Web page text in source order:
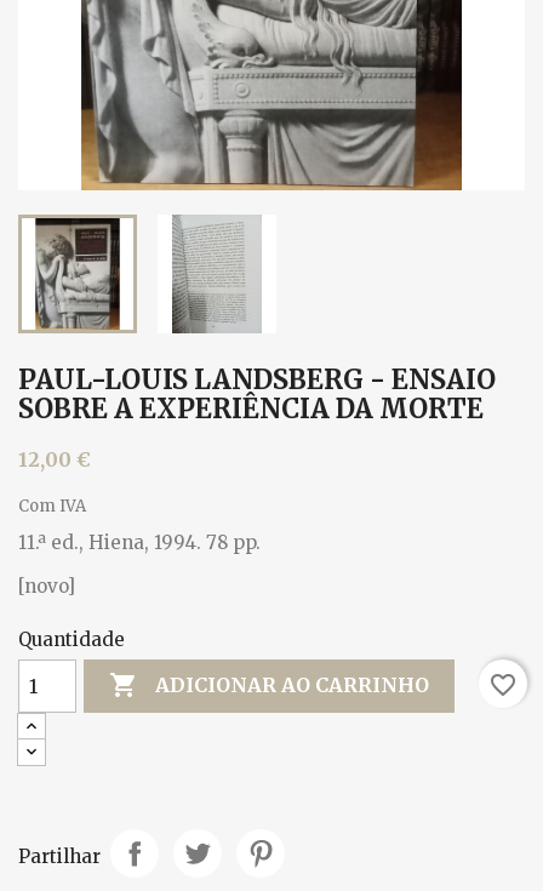
PAUL-LOUIS LANDSBERG - ENSAIO
SOBRE A EXPERIÊNCIA DA MORTE
12,00 €
Com IVA
11.ª ed., Hiena, 1994. 78 pp.
[novo]
Quantidade
 ADICIONAR AO CARRINHO favorite_border
Partilhar